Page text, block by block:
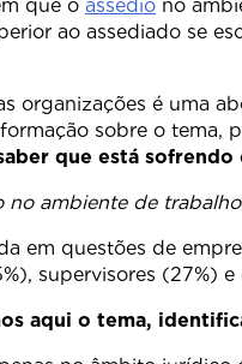
que o assédio no
ao assediado se
organizações é uma
sobre o
que está sofrendo
no ambiente de
33%
supervisores (27%) e
aqui o tema,